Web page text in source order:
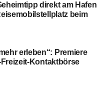
direkt am Hafen
beim
erle­ben“: Pre­mie­re
Kon­takt­bör­se